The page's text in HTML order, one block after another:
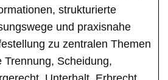
strukturierte
und praxisnahe
zu zentralen Themen
Trennung, Scheidung,